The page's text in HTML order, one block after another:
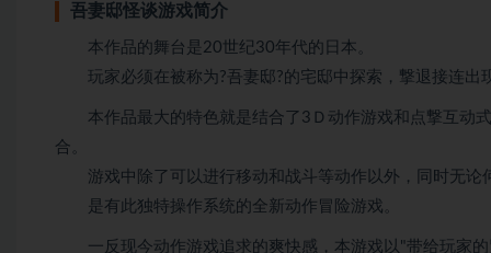
吾妻邸怪谈游戏简介
本作品的舞台是20世纪30年代的日本。
玩家必须在被称为?吾妻邸?的宅邸中探索，撃退接连出
本作品最大的特色就是结合了3Ｄ动作游戏和点撃互动
合。
游戏中除了可以进行移动和战斗等动作以外，同时无论
是有此独特操作系统的全新动作冒险游戏。
一反现今动作游戏追求的爽快感，本游戏以"带给玩家的